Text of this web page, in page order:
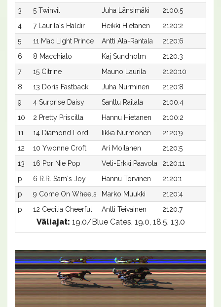
3 5 Twinvil Juha Länsimäki 2100:5
4
7 Laurila's Haldir Heikki Hietanen 2120:2
5
11 Mac Light Prince Antti Ala-Rantala 2120:6
6
8 Macchiato Kaj Sundholm 2120:3
7
15 Citrine Mauno Laurila 2120:10
8
13 Doris Fastback Juha Nurminen 2120:8
9
4 Surprise Daisy Santtu Raitala 2100:4
10
2 Pretty Priscilla Hannu Hietanen 2100:2
11
14 Diamond Lord Iikka Nurmonen 2120:9
12
10 Ywonne Croft Ari Moilanen 2120:5
13
16 Por Nie Pop Veli-Erkki Paavola 2120:11
p
6 R.R. Sam's Joy Hannu Torvinen 2120:1
p
9 Come On Wheels Marko Muukki 2120:4
p
12 Cecilia Cheerful Antti Teivainen 2120:7
Väliajat: 19.0/Blue Cates, 19.0, 18.5, 13.0